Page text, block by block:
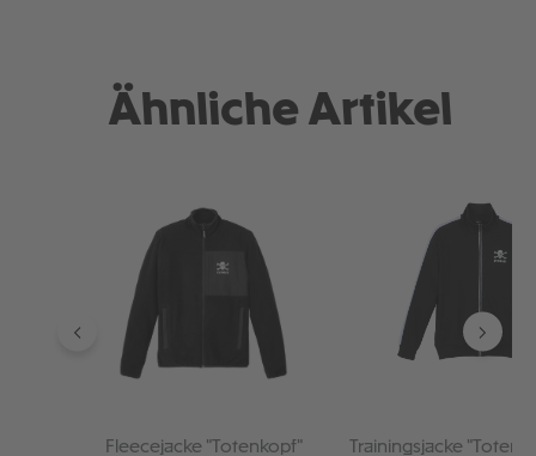
Ähnliche Artikel
Fleecejacke "Totenkopf"
Trainingsjacke